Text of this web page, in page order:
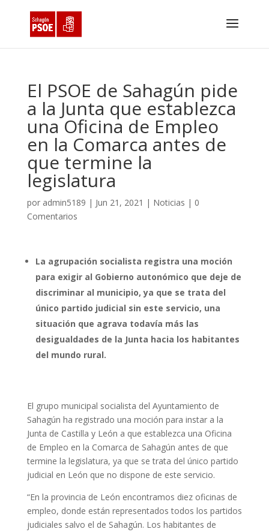
El PSOE de Sahagún pide
a la Junta que establezca
una Oficina de Empleo
en la Comarca antes de
que termine la
legislatura
por admin5189 | Jun 21, 2021 | Noticias | 0
Comentarios
La agrupación socialista registra una moción
para exigir al Gobierno autonómico que deje de
discriminar al municipio, ya que se trata del
único partido judicial sin este servicio, una
situación que agrava todavía más las
desigualdades de la Junta hacia los habitantes
del mundo rural.
El grupo municipal socialista del Ayuntamiento de
Sahagún ha registrado una moción para instar a la
Junta de Castilla y León a que establezca una Oficina
de Empleo en la Comarca de Sahagún antes de que
termine la legislatura, ya que se trata del único partido
judicial en León que no dispone de este servicio.
“En la provincia de León encontramos diez oficinas de
empleo, donde están representados todos los partidos
judiciales salvo el de Sahagún. Los habitantes de